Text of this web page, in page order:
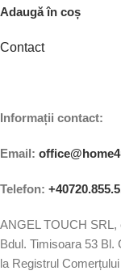
Adaugă în coș
Contact
Informații contact:
Email:
Telefon:
ANGEL TOUCH SRL,
Bdul. Timisoara 53 Bl.
la Registrul